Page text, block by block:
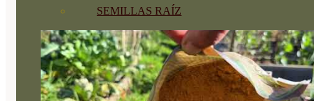
SEMILLAS RAÍZ
SEMILLAS LEGUMINOSAS
MICROGREEN
CUBIERTAS VEGETALES